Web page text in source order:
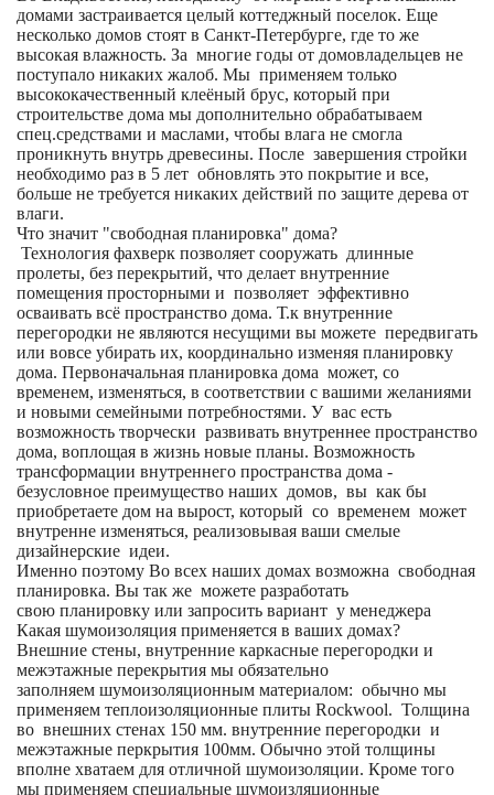
домами застраивается целый коттеджный поселок. Еще
несколько домов стоят в Санкт-Петербурге, где то же
высокая влажность. За многие годы от домовладельцев не
поступало никаких жалоб. Мы применяем только
высококачественный клеёный брус, который при
строительстве дома мы дополнительно обрабатываем
спец.средствами и маслами, чтобы влага не смогла
проникнуть внутрь древесины. После завершения стройки
необходимо раз в 5 лет обновлять это покрытие и все,
больше не требуется никаких действий по защите дерева от
влаги.
Что значит "свободная планировка" дома?
Технология фахверк позволяет сооружать длинные
пролеты, без перекрытий, что делает внутренние
помещения просторными и позволяет эффективно
осваивать всё пространство дома. Т.к внутренние
перегородки не являются несущими вы можете передвигать
или вовсе убирать их, координально изменяя планировку
дома. Первоначальная планировка дома может, со
временем, изменяться, в соответствии с вашими желаниями
и новыми семейными потребностями. У вас есть
возможность творчески развивать внутреннее пространство
дома, воплощая в жизнь новые планы. Возможность
трансформации внутреннего пространства дома -
безусловное преимущество наших домов, вы как бы
приобретаете дом на вырост, который со временем может
внутренне изменяться, реализовывая ваши смелые
дизайнерские идеи.
Именно поэтому Во всех наших домах возможна свободная
планировка. Вы так же можете разработать
свою планировку или запросить вариант у менеджера
Какая шумоизоляция применяется в ваших домах?
Внешние стены, внутренние каркасные перегородки и
межэтажные перекрытия мы обязательно
заполняем шумоизоляционным материалом: обычно мы
применяем теплоизоляционные плиты Rockwool. Толщина
во внешних стенах 150 мм. внутренние перегородки и
межэтажные перкрытия 100мм. Обычно этой толщины
вполне хватаем для отличной шумоизоляции. Кроме того
мы применяем специальные шумоизляционные